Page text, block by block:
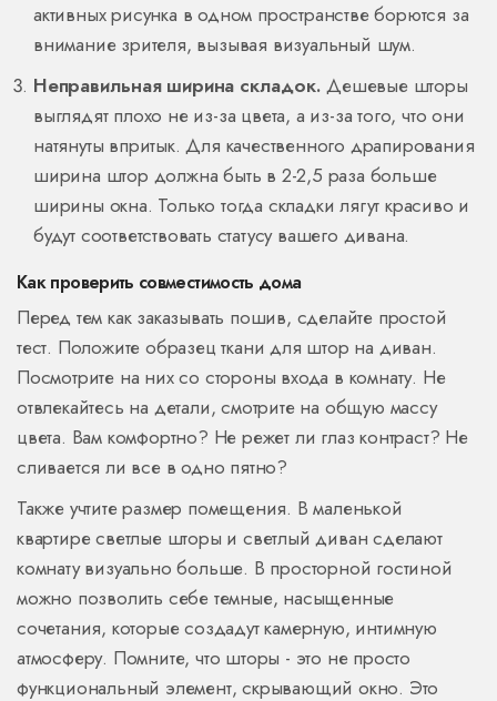
активных рисунка в одном пространстве борются за
внимание зрителя, вызывая визуальный шум.
Неправильная ширина складок. Дешевые шторы
выглядят плохо не из-за цвета, а из-за того, что они
натянуты впритык. Для качественного драпирования
ширина штор должна быть в 2-2,5 раза больше
ширины окна. Только тогда складки лягут красиво и
будут соответствовать статусу вашего дивана.
Как проверить совместимость дома
Перед тем как заказывать пошив, сделайте простой
тест. Положите образец ткани для штор на диван.
Посмотрите на них со стороны входа в комнату. Не
отвлекайтесь на детали, смотрите на общую массу
цвета. Вам комфортно? Не режет ли глаз контраст? Не
сливается ли все в одно пятно?
Также учтите размер помещения. В маленькой
квартире светлые шторы и светлый диван сделают
комнату визуально больше. В просторной гостиной
можно позволить себе темные, насыщенные
сочетания, которые создадут камерную, интимную
атмосферу. Помните, что шторы - это не просто
функциональный элемент, скрывающий окно. Это